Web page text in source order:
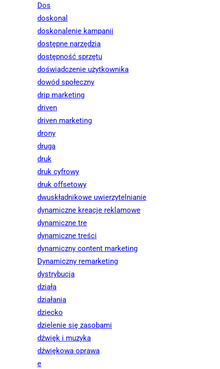
Dos
doskonal
doskonalenie kampanii
dostępne narzędzia
dostępność sprzętu
doświadczenie użytkownika
dowód społeczny
drip marketing
driven
driven marketing
drony
druga
druk
druk cyfrowy
druk offsetowy
dwuskładnikowe uwierzytelnianie
dynamiczne kreacje reklamowe
dynamiczne tre
dynamiczne treści
dynamiczny content marketing
Dynamiczny remarketing
dystrybucja
działa
działania
dziecko
dzielenie się zasobami
dźwięk i muzyka
dźwiękowa oprawa
e